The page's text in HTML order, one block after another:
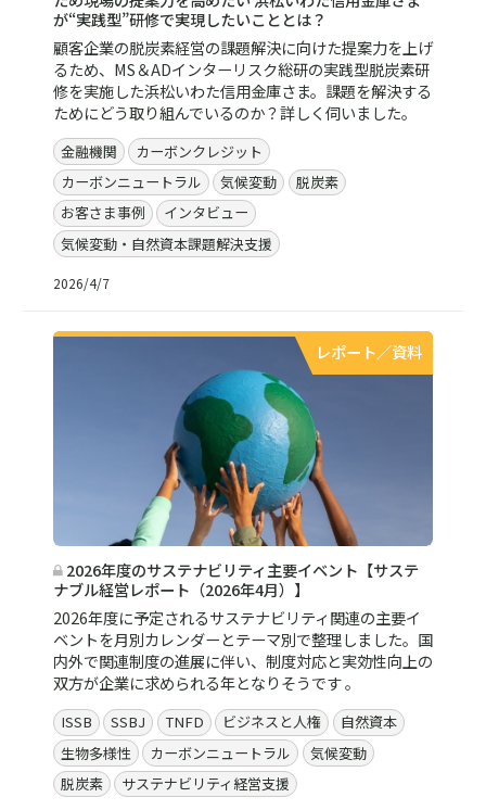
が“実践型”研修で実現したいこととは？
顧客企業の脱炭素経営の課題解決に向けた提案力を上げ
るため、MS＆ADインターリスク総研の実践型脱炭素研
修を実施した浜松いわた信用金庫さま。課題を解決する
ためにどう取り組んでいるのか？詳しく伺いました。
金融機関
カーボンクレジット
カーボンニュートラル
気候変動
脱炭素
お客さま事例
インタビュー
気候変動・自然資本課題解決支援
2026/4/7
レポート／資料
2026年度のサステナビリティ主要イベント【サステ
ナブル経営レポート（2026年4月）】
2026年度に予定されるサステナビリティ関連の主要イ
ベントを月別カレンダーとテーマ別で整理しました。国
内外で関連制度の進展に伴い、制度対応と実効性向上の
双方が企業に求められる年となりそうです 。
ISSB SSBJ TNFD ビジネスと人権
自然資本
生物多様性
カーボンニュートラル
気候変動
脱炭素
サステナビリティ経営支援